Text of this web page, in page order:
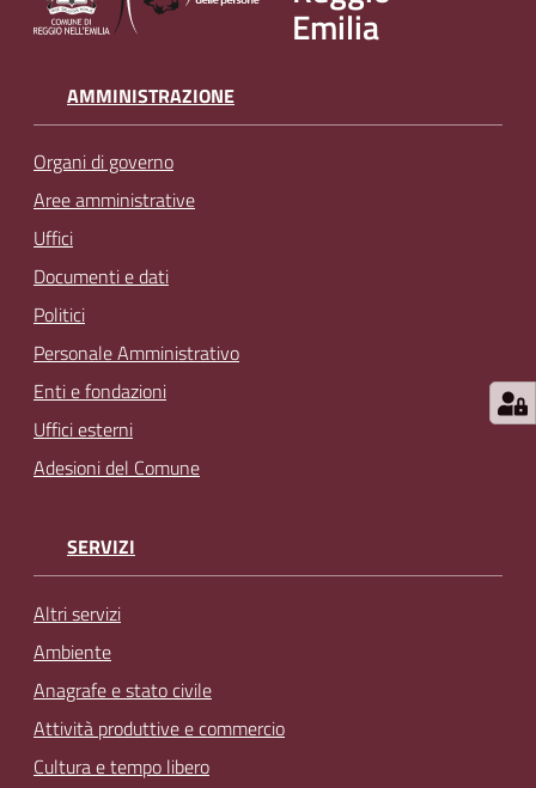
Emilia
AMMINISTRAZIONE
Organi di governo
Aree amministrative
Uffici
Documenti e dati
Politici
Personale Amministrativo
Enti e fondazioni
Uffici esterni
Adesioni del Comune
SERVIZI
Altri servizi
Ambiente
Anagrafe e stato civile
Attività produttive e commercio
Cultura e tempo libero